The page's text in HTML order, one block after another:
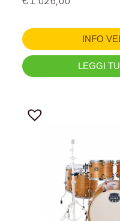
INFO
LEGGI